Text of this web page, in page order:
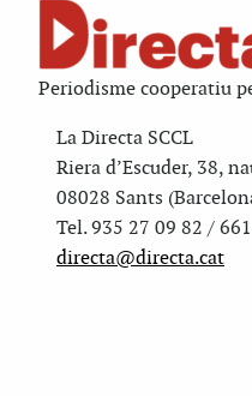
Periodisme cooperatiu
La Directa SCCL
Riera d’Escuder, 38,
08028 Sants
Tel. 935 27 09 82 /
directa@directa.cat